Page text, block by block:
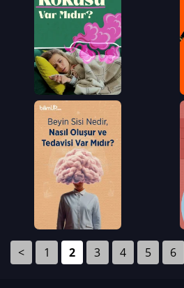
< 1 2 3 4 5 6